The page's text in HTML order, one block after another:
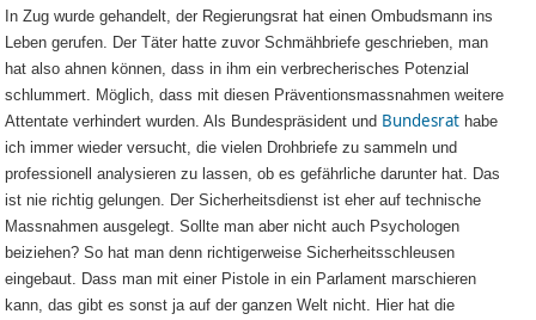
In Zug wurde gehandelt, der Regierungsrat hat einen Ombudsmann ins
Leben gerufen. Der Täter hatte zuvor Schmähbriefe geschrieben, man
hat also ahnen können, dass in ihm ein verbrecherisches Potenzial
schlummert. Möglich, dass mit diesen Präventionsmassnahmen weitere
Attentate verhindert wurden. Als Bundespräsident und Bundesrat habe
ich immer wieder versucht, die vielen Drohbriefe zu sammeln und
professionell analysieren zu lassen, ob es gefährliche darunter hat. Das
ist nie richtig gelungen. Der Sicherheitsdienst ist eher auf technische
Massnahmen ausgelegt. Sollte man aber nicht auch Psychologen
beiziehen? So hat man denn richtigerweise Sicherheitsschleusen
eingebaut. Dass man mit einer Pistole in ein Parlament marschieren
kann, das gibt es sonst ja auf der ganzen Welt nicht. Hier hat die